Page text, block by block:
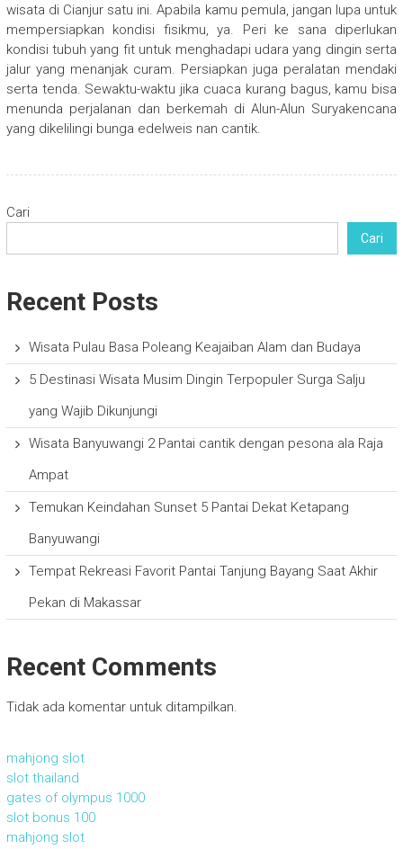
wisata di Cianjur satu ini. Apabila kamu pemula, jangan lupa untuk
mempersiapkan kondisi fisikmu, ya. Peri ke sana diperlukan
kondisi tubuh yang fit untuk menghadapi udara yang dingin serta
jalur yang menanjak curam. Persiapkan juga peralatan mendaki
serta tenda. Sewaktu-waktu jika cuaca kurang bagus, kamu bisa
menunda perjalanan dan berkemah di Alun-Alun Suryakencana
yang dikelilingi bunga edelweis nan cantik.
Cari
Cari
Recent Posts
Wisata Pulau Basa Poleang Keajaiban Alam dan Budaya
5 Destinasi Wisata Musim Dingin Terpopuler Surga Salju
yang Wajib Dikunjungi
Wisata Banyuwangi 2 Pantai cantik dengan pesona ala Raja
Ampat
Temukan Keindahan Sunset 5 Pantai Dekat Ketapang
Banyuwangi
Tempat Rekreasi Favorit Pantai Tanjung Bayang Saat Akhir
Pekan di Makassar
Recent Comments
Tidak ada komentar untuk ditampilkan.
mahjong slot
slot thailand
gates of olympus 1000
slot bonus 100
mahjong slot